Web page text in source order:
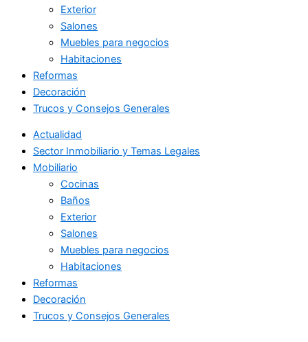
Exterior
Salones
Muebles para negocios
Habitaciones
Reformas
Decoración
Trucos y Consejos Generales
Actualidad
Sector Inmobiliario y Temas Legales
Mobiliario
Cocinas
Baños
Exterior
Salones
Muebles para negocios
Habitaciones
Reformas
Decoración
Trucos y Consejos Generales